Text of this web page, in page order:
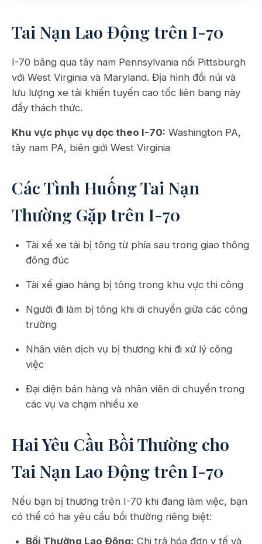
Tai Nạn Lao Động trên I-70
I-70 băng qua tây nam Pennsylvania nối Pittsburgh
với West Virginia và Maryland. Địa hình đồi núi và
lưu lượng xe tải khiến tuyến cao tốc liên bang này
đầy thách thức.
Khu vực phục vụ dọc theo I-70: Washington PA,
tây nam PA, biên giới West Virginia
Các Tình Huống Tai Nạn
Thường Gặp trên I-70
Tài xế xe tải bị tông từ phía sau trong giao thông
đông đúc
Tài xế giao hàng bị tông trong khu vực thi công
Người đi làm bị tông khi di chuyển giữa các công
trường
Nhân viên dịch vụ bị thương khi đi xử lý công
việc
Đại diện bán hàng và nhân viên di chuyển trong
các vụ va chạm nhiều xe
Hai Yêu Cầu Bồi Thường cho
Tai Nạn Lao Động trên I-70
Nếu bạn bị thương trên I-70 khi đang làm việc, bạn
có thể có hai yêu cầu bồi thường riêng biệt:
Bồi Thường Lao Động: Chi trả hóa đơn y tế và